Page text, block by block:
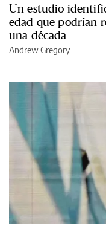
Un estudio
edad que podrían
una década
Andrew Gregory